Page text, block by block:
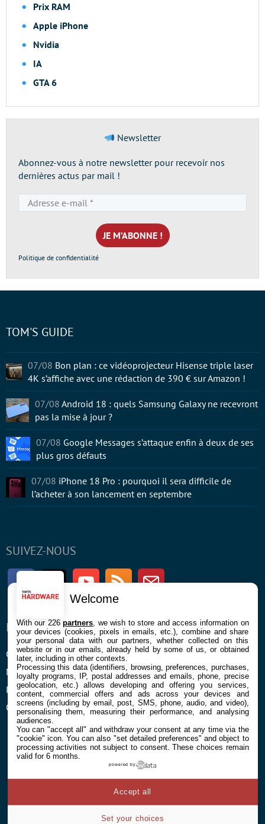
Prix RAM
Apple iPhone
Nvidia
IA
GTA 6
Newsletter
Abonnez-vous à notre newsletter pour recevoir nos
dernières actus par mail !
e-
mail
*
Politique de confidentialité
SUIVEZ-NOUS
FacebookTwitter Youtube RSS Newsletter
ENTREPRISE
Confidentialité et Cookies
Mentions légales et CGU
Préférences Cookies
Qui sommes nous
À PROPOS
Contact
TOM'S GUIDE
07/08 Bon plan : ce vidéoprojecteur Hisense triple laser
4K s’affiche avec une rédaction de 390 € sur Amazon !
07/08 Android 18 : quels Samsung Galaxy ne recevront
pas la mise à jour ?
07/08 Google Messages s’attaque enfin à deux de ses
plus gros défauts
07/08 iPhone 18 Pro : pourquoi il sera difficile de
l’acheter à son lancement en septembre
Welcome
With our 226partners , we wish to store and access information on
your devices (cookies, pixels in emails, etc.), combine and share
your personal data with our partners, whether collected on this
website or in our emails, already held by some of us, or obtained
later, including in other contexts.
Processing this data (identifiers, browsing, preferences, purchases,
loyalty programs, IP, postal addresses and emails, phone, precise
geolocation, etc.) allows developing and offering you services,
content, commercial offers and ads across your devices and
screens (including by email, post, SMS, phone, audio, and video),
personalising them, measuring their performance, and analysing
audiences.
You can "accept all" and withdraw your consent at any time via the
"cookie" icon. You can also "set detailed preferences" and object to
processing activities not subject to consent. These choices remain
valid for 6 months.
powered by
Set your choices
Accept all